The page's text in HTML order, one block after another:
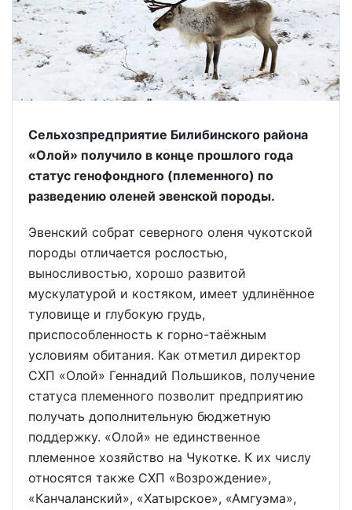
Сельхозпредприятие Билибинского района
«Олой» получило в конце прошлого года
статус генофондного (племенного) по
разведению оленей эвенской породы.
Эвенский собрат северного оленя чукотской
породы отличается рослостью,
выносливостью, хорошо развитой
мускулатурой и костяком, имеет удлинённое
туловище и глубокую грудь,
приспособленность к горно-таёжным
условиям обитания. Как отметил директор
СХП «Олой» Геннадий Польшиков, получение
статуса племенного позволит предприятию
получать дополнительную бюджетную
поддержку. «Олой» не единственное
племенное хозяйство на Чукотке. К их числу
относятся также СХП «Возрождение»,
«Канчаланский», «Хатырское», «Амгуэма»,